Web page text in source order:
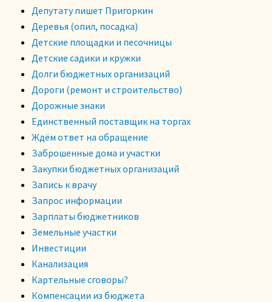
Депутату пишет Пригоркин
Деревья (опил, посадка)
Детские площадки и песочницы
Детские садики и кружки
Долги бюджетных организаций
Дороги (ремонт и строительство)
Дорожные знаки
Единственный поставщик на торгах
Ждём ответ на обращение
Заброшенные дома и участки
Закупки бюджетных организаций
Запись к врачу
Запрос информации
Зарплаты бюджетников
Земельные участки
Инвестиции
Канализация
Картельные сговоры?
Компенсации из бюджета